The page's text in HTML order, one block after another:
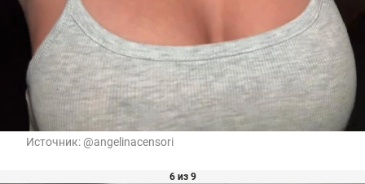
Источник: @angelinacensori
6 из 9